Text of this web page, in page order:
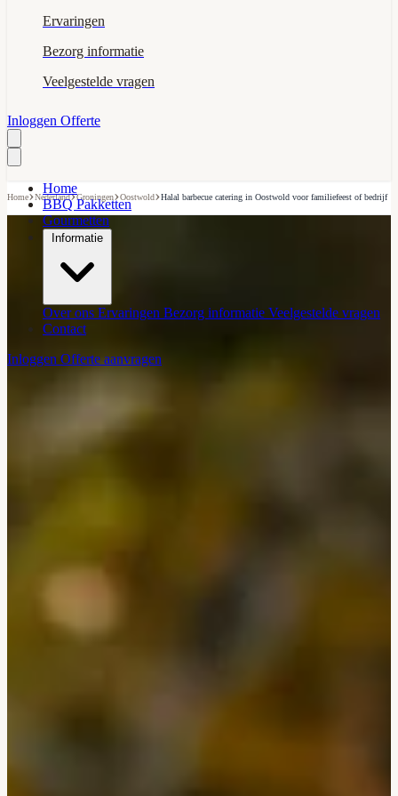
Ervaringen
Bezorg informatie
Veelgestelde vragen
Inloggen Offerte
Home
BBQ Pakketten
Gourmetten
Informatie
Over ons Ervaringen Bezorg informatie Veelgestelde vragen
Contact
Inloggen Offerte aanvragen
Home›Nederland›Groningen›Oostwold›Halal barbecue catering in Oostwold voor familiefeest of bedrijf